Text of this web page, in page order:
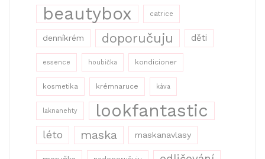
beautybox catrice
denníkrém doporučuju děti
essence houbička kondicioner
kosmetika krémnaruce káva
laknanehty lookfantastic
léto maska maskanavlasy